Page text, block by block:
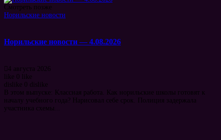
Смотреть позже
Норильские новости
Норильские новости — 4.08.2026
4 августа 2026
like 0 like
dislike 0 dislike
В этом выпуске: Классная работа. Как норильские школы готовят к
началу учебного года? Нарисовал себе срок. Полиция задержала
участника схемы...